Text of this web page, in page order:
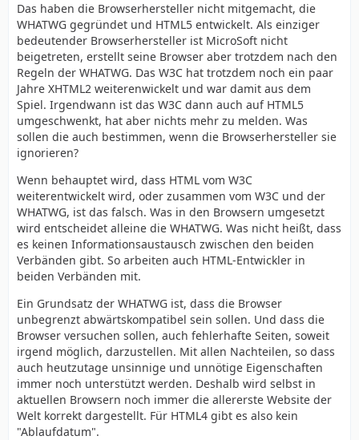
Das haben die Browserhersteller nicht mitgemacht, die
WHATWG gegründet und HTML5 entwickelt. Als einziger
bedeutender Browserhersteller ist MicroSoft nicht
beigetreten, erstellt seine Browser aber trotzdem nach den
Regeln der WHATWG. Das W3C hat trotzdem noch ein paar
Jahre XHTML2 weiterenwickelt und war damit aus dem
Spiel. Irgendwann ist das W3C dann auch auf HTML5
umgeschwenkt, hat aber nichts mehr zu melden. Was
sollen die auch bestimmen, wenn die Browserhersteller sie
ignorieren?
Wenn behauptet wird, dass HTML vom W3C
weiterentwickelt wird, oder zusammen vom W3C und der
WHATWG, ist das falsch. Was in den Browsern umgesetzt
wird entscheidet alleine die WHATWG. Was nicht heißt, dass
es keinen Informationsaustausch zwischen den beiden
Verbänden gibt. So arbeiten auch HTML-Entwickler in
beiden Verbänden mit.
Ein Grundsatz der WHATWG ist, dass die Browser
unbegrenzt abwärtskompatibel sein sollen. Und dass die
Browser versuchen sollen, auch fehlerhafte Seiten, soweit
irgend möglich, darzustellen. Mit allen Nachteilen, so dass
auch heutzutage unsinnige und unnötige Eigenschaften
immer noch unterstützt werden. Deshalb wird selbst in
aktuellen Browsern noch immer die allererste Website der
Welt korrekt dargestellt. Für HTML4 gibt es also kein
"Ablaufdatum".